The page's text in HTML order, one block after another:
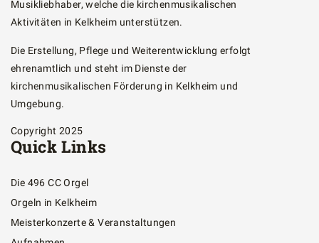
Musikliebhaber, welche die kirchenmusikalischen
Aktivitäten in Kelkheim unterstützen.
Die Erstellung, Pflege und Weiterentwicklung erfolgt
ehrenamtlich und steht im Dienste der
kirchenmusikalischen Förderung in Kelkheim und
Umgebung.
Copyright 2025
Quick Links
Die 496 CC Orgel
Orgeln in Kelkheim
Meisterkonzerte & Veranstaltungen